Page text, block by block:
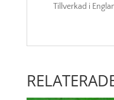
Tillverkad i